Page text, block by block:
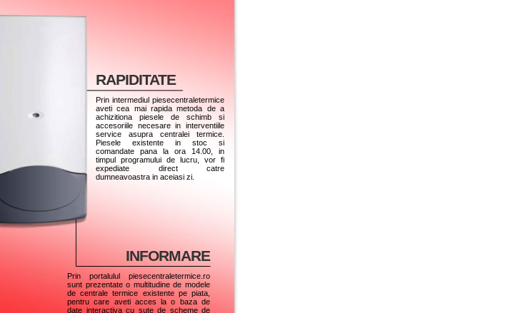
RAPIDITATE
Prin intermediul piesecentraletermice
aveti cea mai rapida metoda de a
achizitiona piesele de schimb si
accesoriile necesare in interventiile
service asupra centralei termice.
Piesele existente in stoc si
comandate pana la ora 14.00, in
timpul programului de lucru, vor fi
expediate direct catre
dumneavoastra in aceiasi zi.
INFORMARE
Prin portalulul piesecentraletermice.ro
sunt prezentate o multitudine de modele
de centrale termice existente pe piata,
pentru care aveti acces la o baza de
date interactiva cu sute de scheme de